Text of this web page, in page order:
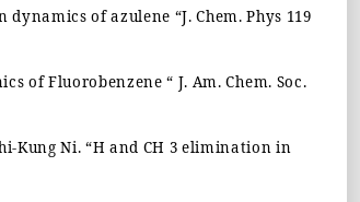
dynamics of azulene “J. Chem. Phys 119
of Fluorobenzene“ J. Am. Chem. Soc.
Kung Ni. “H and CH 3 elimination in